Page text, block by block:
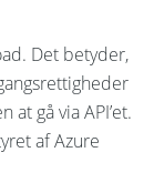
Det betyder,
gå via API’et.
af Azure